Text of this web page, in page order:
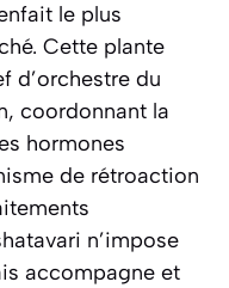
le plus
Cette plante
d’orchestre du
coordonnant la
hormones
de rétroaction
n’impose
accompagne et